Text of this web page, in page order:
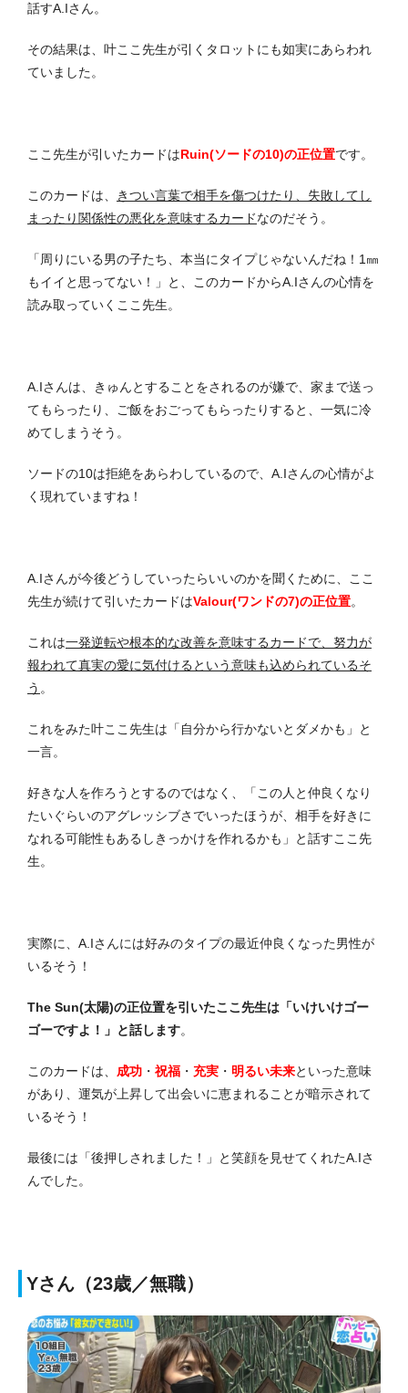
話すA.Iさん。
その結果は、叶ここ先生が引くタロットにも如実にあらわれ
ていました。
ここ先生が引いたカードはRuin(ソードの10)の正位置です。
このカードは、
きつい言葉で相手を傷つけたり、失敗してし
まったり関係性の悪化を意味するカードなのだそう。
「周りにいる男の子たち、本当にタイプじゃないんだね！1㎜
もイイと思ってない！」と、このカードからA.Iさんの心情を
読み取っていくここ先生。
A.Iさんは、きゅんとすることをされるのが嫌で、家まで送っ
てもらったり、ご飯をおごってもらったりすると、一気に冷
めてしまうそう。
ソードの10は拒絶をあらわしているので、A.Iさんの心情がよ
く現れていますね！
A.Iさんが今後どうしていったらいいのかを聞くために、ここ
先生が続けて引いたカードはValour(ワンドの7)の正位置。
これは一発逆転や根本的な改善を意味するカードで、努力が
報われて真実の愛に気付けるという意味も込められているそ
う 。
これをみた叶ここ先生は「自分から行かないとダメかも」と
一言。
好きな人を作ろうとするのではなく、「この人と仲良くなり
たいぐらいのアグレッシブさでいったほうが、相手を好きに
なれる可能性もあるしきっかけを作れるかも」と話すここ先
生。
実際に、A.Iさんには好みのタイプの最近仲良くなった男性が
いるそう！
The Sun(太陽)の正位置を引いたここ先生は「いけいけゴー
ゴーですよ！」と話します。
このカードは、 成功 ・ 祝福 ・ 充実 ・ 明るい未来といった意味
があり、運気が上昇して出会いに恵まれることが暗示されて
いるそう！
最後には「後押しされました！」と笑顔を見せてくれたA.Iさ
んでした。
Yさん（23歳／無職）